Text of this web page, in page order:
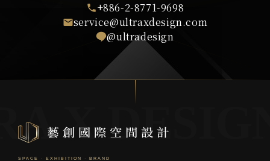
+886-2-8771-9698
service@ultraxdesign.com
@ultradesign